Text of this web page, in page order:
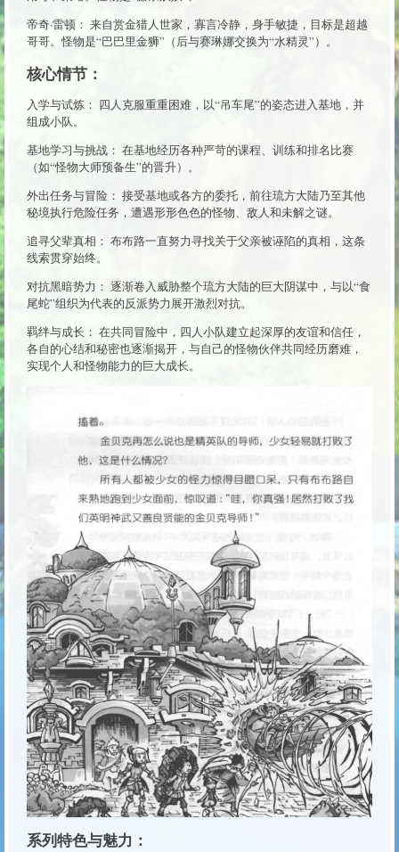
帝奇·雷顿： 来自赏金猎人世家，寡言冷静，身手敏捷，目标是超越
哥哥。怪物是“巴巴里金狮”（后与赛琳娜交换为“水精灵”）。
核心情节：
入学与试炼： 四人克服重重困难，以“吊车尾”的姿态进入基地，并
组成小队。
基地学习与挑战： 在基地经历各种严苛的课程、训练和排名比赛
（如“怪物大师预备生”的晋升）。
外出任务与冒险： 接受基地或各方的委托，前往琉方大陆乃至其他
秘境执行危险任务，遭遇形形色色的怪物、敌人和未解之谜。
追寻父辈真相： 布布路一直努力寻找关于父亲被诬陷的真相，这条
线索贯穿始终。
对抗黑暗势力： 逐渐卷入威胁整个琉方大陆的巨大阴谋中，与以“食
尾蛇”组织为代表的反派势力展开激烈对抗。
羁绊与成长： 在共同冒险中，四人小队建立起深厚的友谊和信任，
各自的心结和秘密也逐渐揭开，与自己的怪物伙伴共同经历磨难，
实现个人和怪物能力的巨大成长。
系列特色与魅力：